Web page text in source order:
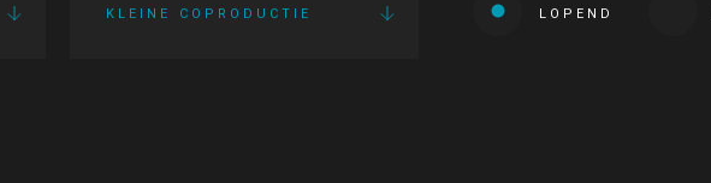
KLEINE COPRODUCTIE LOPEND